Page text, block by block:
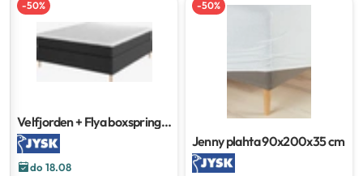
-50%
Velfjorden + Flya boxspring
krevet
do 18.08
-50%
Jenny plahta90x200x35 cm